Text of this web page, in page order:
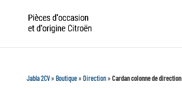
Jabla 2CV» Boutique» Direction» Cardan colonne de direction